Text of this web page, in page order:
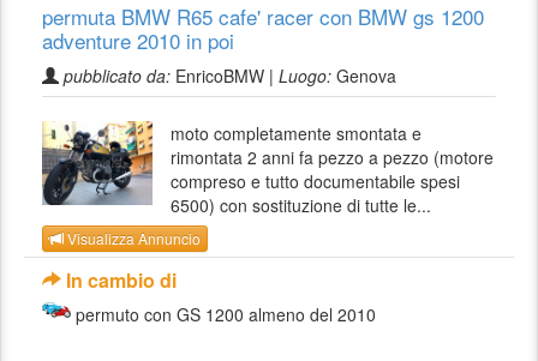
permuta BMW R65 cafe' racer con BMW gs 1200
adventure 2010 in poi
pubblicato da: EnricoBMW | Luogo: Genova
moto completamente smontata e
rimontata 2 anni fa pezzo a pezzo (motore
compreso e tutto documentabile spesi
6500) con sostituzione di tutte le...
Visualizza Annuncio
In cambio di
permuto con GS 1200 almeno del 2010